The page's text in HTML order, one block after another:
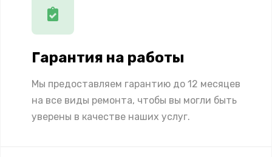
Гарантия на работы
Мы предоставляем гарантию до 12 месяцев
на все виды ремонта, чтобы вы могли быть
уверены в качестве наших услуг.